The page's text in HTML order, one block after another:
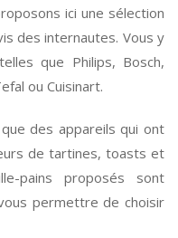
ici une sélection
des internautes. Vous y
que Philips, Bosch,
ou Cuisinart.
des appareils qui ont
de tartines, toasts et
pains proposés sont
permettre de choisir